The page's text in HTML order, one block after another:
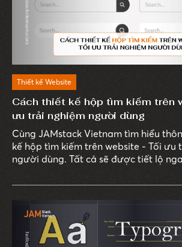
Thiết kế Website
Cách thiết kế hộp tìm kiếm trên
ưu trải nghiệm người dùng
Cùng JAMstack Vietnam tìm hiểu
kế hộp tìm kiếm trên website - Tối ưu
người dùng. Tất cả sẽ được tiết lộ